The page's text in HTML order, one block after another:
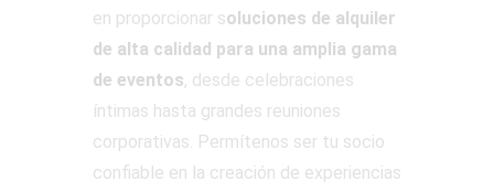
en proporcionar soluciones de alquiler
de alta calidad para una amplia gama
de eventos, desde celebraciones
íntimas hasta grandes reuniones
corporativas. Permítenos ser tu socio
confiable en la creación de experiencias